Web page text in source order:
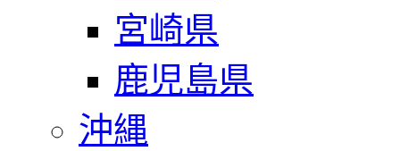
宮崎県
鹿児島県
沖縄